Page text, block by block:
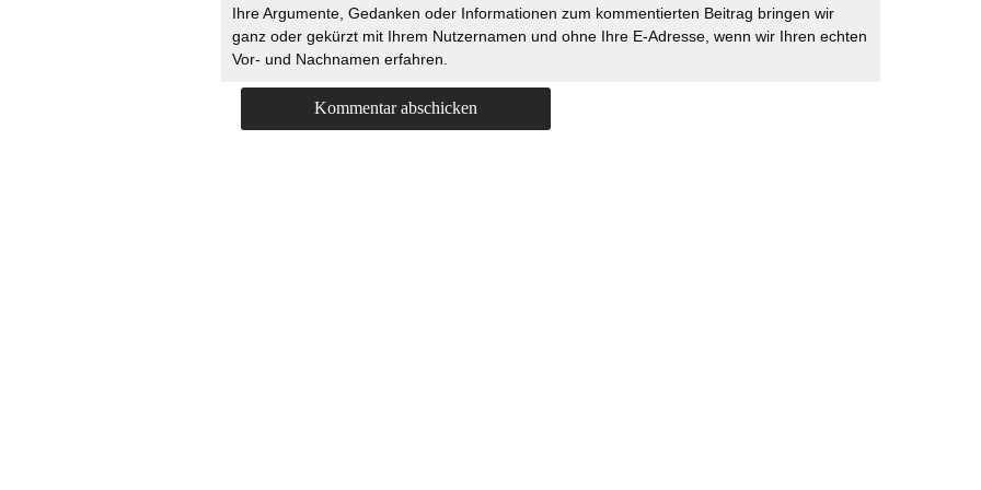
Ihre Argumente, Gedanken oder Informationen zum kommentierten Beitrag bringen wir
ganz oder gekürzt mit Ihrem Nutzernamen und ohne Ihre E-Adresse, wenn wir Ihren echten
Vor- und Nachnamen erfahren.